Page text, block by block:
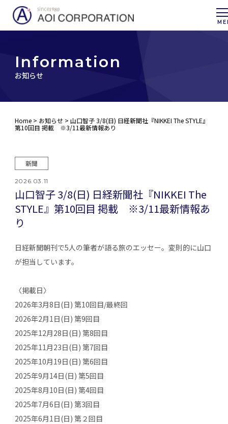
Information
お知らせ
Home> お知らせ> 山口智子 3/8(日) 日経新聞社『NIKKEI The STYLE』
第10回目 掲載 ※3/11最新情報あり
新聞
2026.03.11
山口智子 3/8(日) 日経新聞社『NIKKEI The
STYLE』第10回目 掲載 ※3/11最新情報あ
り
日経新聞朝刊で5人の筆者が語る旅のエッセー。変則的に山口
が担当しています。
〈掲載日〉
2026年3月8日(日) 第10回目/最終回
2026年2月1日(日) 第9回目
2025年12月28日(日) 第8回目
2025年11月23日(日) 第7回目
2025年10月19日(日) 第6回目
2025年9月14日(日) 第5回目
2025年8月10日(日) 第4回目
2025年7月6日(日) 第3回目
2025年6月1日(日) 第２回目